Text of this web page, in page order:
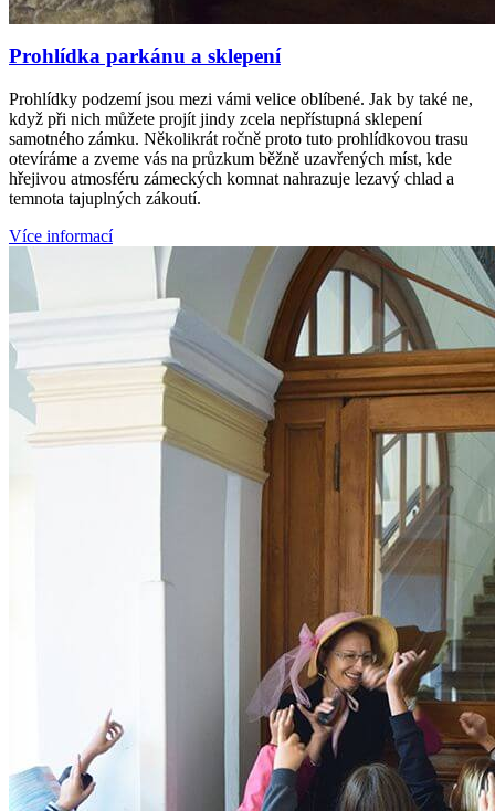
Prohlídka parkánu a sklepení
Prohlídky podzemí jsou mezi vámi velice oblíbené. Jak by také ne,
když při nich můžete projít jindy zcela nepřístupná sklepení
samotného zámku. Několikrát ročně proto tuto prohlídkovou trasu
otevíráme a zveme vás na průzkum běžně uzavřených míst, kde
hřejivou atmosféru zámeckých komnat nahrazuje lezavý chlad a
temnota tajuplných zákoutí.
Více informací